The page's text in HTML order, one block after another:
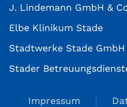
J. Lindemann GmbH &
Elbe Klinikum Stade
Stadtwerke Stade GmbH
Stader
Impressum